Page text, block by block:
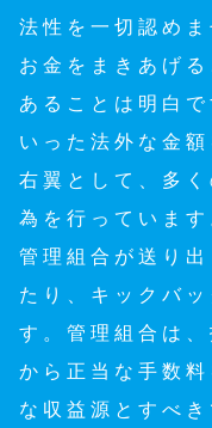
法性を一切認め
お金をまきあげ
あることは明白
いった法外な金
右翼として、多
為を行っていま
管理組合が送り
たり、キックバ
す。管理組合は
から正当な手数
な収益源とすべき